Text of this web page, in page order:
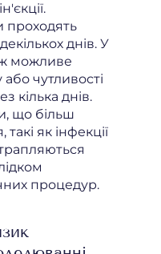
проходять
днів. У
можливе
чутливості
кілька днів.
що більш
як інфекції
трапляються
процедур.